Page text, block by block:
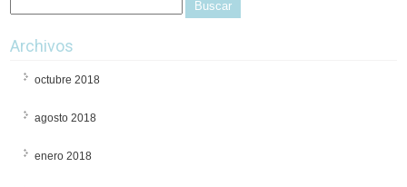
Archivos
octubre 2018
agosto 2018
enero 2018